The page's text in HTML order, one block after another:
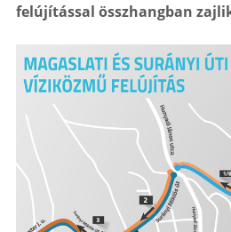
felújítással összhangban